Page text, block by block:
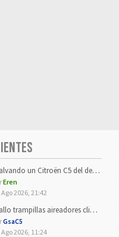
un Citroën C5 del desguace: Presentación y seguimiento
Eren
2026, 21:42
trampillas aireadores climatizador
GsaC5
2026, 11:24